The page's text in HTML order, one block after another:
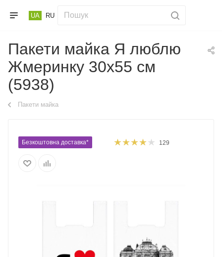
UA RU
Пакети майка Я люблю
Жмеринку 30х55 см
(5938)
Пакети майка
Безкоштовна доставка* 129